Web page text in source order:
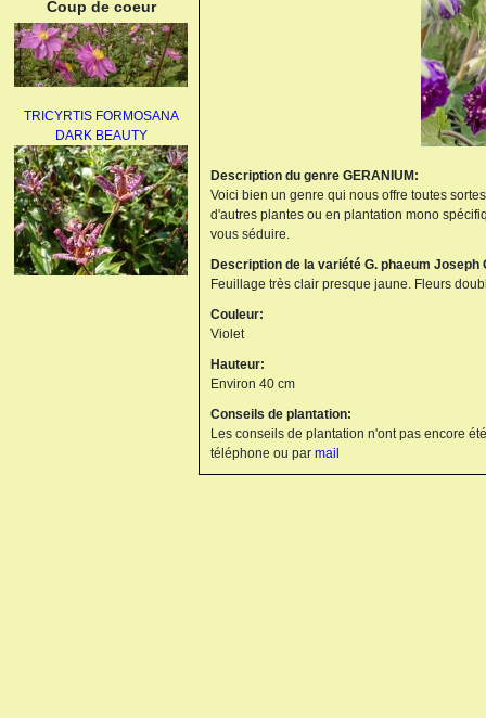
Coup de coeur
TRICYRTIS FORMOSANA
DARK BEAUTY
Description du genre GERANIUM:
Voici bien un genre qui nous offre toutes
d'autres plantes ou en plantation mono
vous séduire.
Description de la variété G. phaeum Joseph
Feuillage très clair presque jaune. Fleurs
Couleur:
Violet
Hauteur:
Environ 40 cm
Conseils de plantation:
Les conseils de plantation n'ont pas encore
téléphone ou par mail